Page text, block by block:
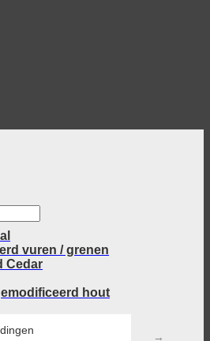
vuren / grenen
Cedar
hout